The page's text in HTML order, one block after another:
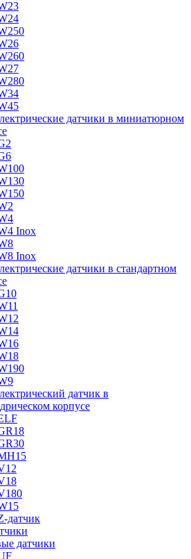
датчики в миниатюрном
Inox
Inox
датчики в стандартном
датчик в
корпусе
датчик
датчики